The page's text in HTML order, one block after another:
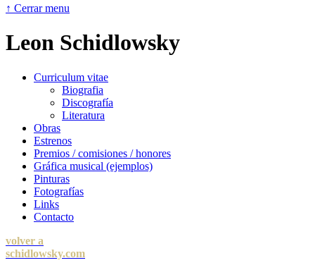
↑ Cerrar menu
Leon Schidlowsky
Curriculum vitae
Biografia
Discografía
Literatura
Obras
Estrenos
Premios / comisiones / honores
Gráfica musical (ejemplos)
Pinturas
Fotografías
Links
Contacto
volver a
schidlowsky.com